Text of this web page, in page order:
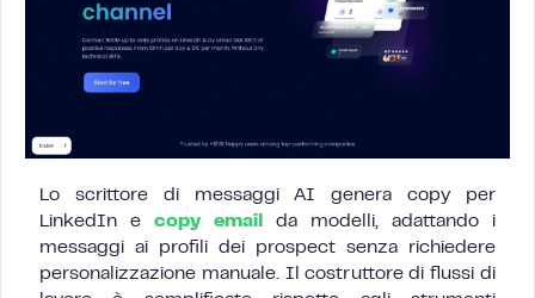
Lo scrittore di messaggi AI genera copy per
LinkedIn e copy email
da modelli, adattando i
messaggi ai profili dei prospect senza richiedere
personalizzazione manuale. Il costruttore di flussi di